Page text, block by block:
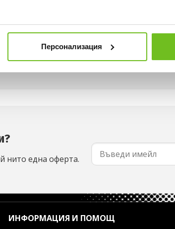
Персонализация
полиестерна тъкан, която отвежда
с Dri-FIT помага за сухо и
нито една оферта.
ИНФОРМАЦИЯ И ПОМОЩ